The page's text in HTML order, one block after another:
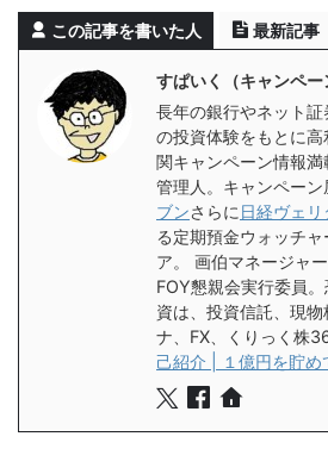
この記事を書いた人 最新記事
すぱいく（キャンペー
長年の銀行やネット
の投資体験をもとに
関キャンペーン情報
管理人。キャンペーン
ブンさらに 日経ヴェリ
る定期預金ウォッチ
ア。 画伯マネージャ
FOY懇親会実行委員
資は、投資信託、現
ナ、FX、くりっく株
己紹介 | １億円を貯